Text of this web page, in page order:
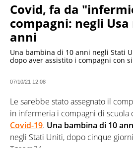
Covid, fa da
compagni: negli
anni
Una bambina di 10 anni negli Stati
dopo aver assistito i compagni con
07/10/21 12:08
Le sarebbe stato assegnato il
in infermeria i compagni di scuola
Covid-19. Una bambina di 10
negli Stati Uniti, dopo cinque